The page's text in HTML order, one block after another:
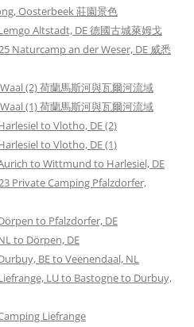
Oosterbeek 莊園景色
Altstadt, DE 德國古城萊姆戈
Naturcamp an der Weser, DE 威悉
(2) 荷蘭馬斯河與瓦爾河流域
(1) 荷蘭馬斯河與瓦爾河流域
to Vlotho, DE (2)
to Vlotho, DE (1)
to Wittmund to Harlesiel, DE
Private Camping Pfalzdorfer,
to Pfalzdorfer, DE
to Dörpen, DE
BE to Veenendaal, NL
LU to Bastogne to Durbuy,
Liefrange